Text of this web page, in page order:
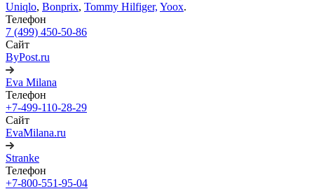
Uniqlo, Bonprix, Tommy Hilfiger, Yoox.
Телефон
7 (499) 450-50-86
Сайт
ByPost.ru
Eva Milana
Телефон
+7-499-110-28-29
Сайт
EvaMilana.ru
Stranke
Телефон
+7-800-551-95-04